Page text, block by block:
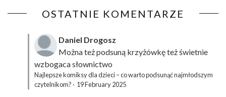
OSTATNIE KOMENTARZE
Daniel Drogosz
Można też podsuną krzyżówkęteż świetnie
wzbogaca słownictwo
Najlepsze komiksy dla dzieci – co warto podsunąć najmłodszym
czytelnikom? · 19 February 2025